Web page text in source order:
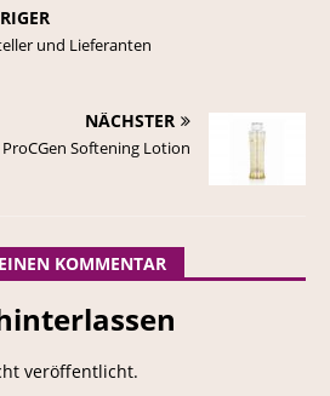
und Lieferanten
NÄCHSTER
ProCGen Softening Lotion
KOMMENTAR
veröffentlicht.